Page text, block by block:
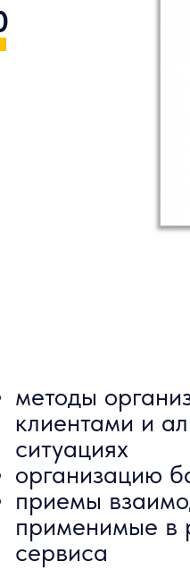
методы
клиентами и
ситуациях
организацию
приемы
применимые в
сервиса